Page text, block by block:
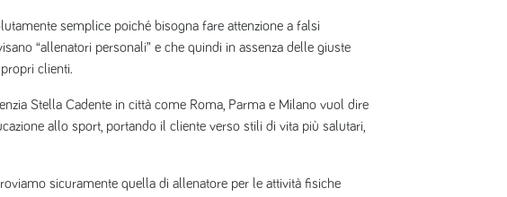
semplice poiché bisogna fare attenzione a falsi
“allenatori personali” e che quindi in assenza delle giuste
clienti.
Stella Cadente in città come Roma, Parma e Milano vuol dire
allo sport, portando il cliente verso stili di vita più salutari,
sicuramente quella di allenatore per le attività fisiche